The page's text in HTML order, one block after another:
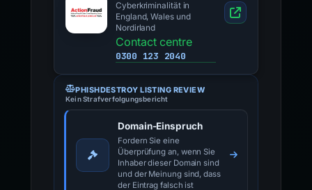
Cyberkriminalität in
England, Wales und
Nordirland
Contact centre
0300 123 2040
PHISHDESTROY LISTING REVIEW
Kein Strafverfolgungsbericht
Domain-Einspruch
Fordern Sie eine
Überprüfung an, wenn Sie
Inhaber dieser Domain sind
und der Meinung sind, dass
der Eintrag falsch ist